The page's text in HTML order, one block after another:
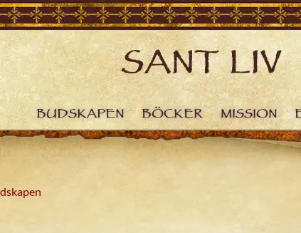
BUDSKAPEN BÖCKER MISSION